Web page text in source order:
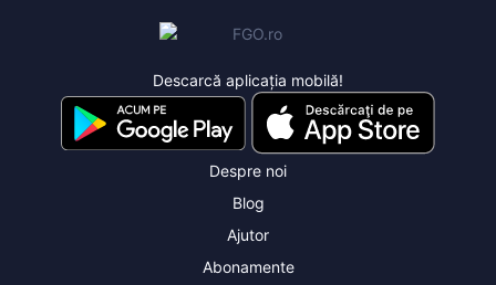
Descarcă aplicația mobilă!
Despre noi
Blog
Ajutor
Abonamente